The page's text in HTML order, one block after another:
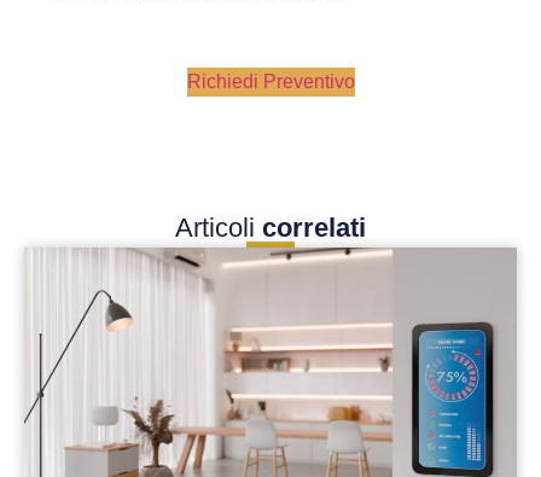
Richiedi Preventivo
Articoli correlati